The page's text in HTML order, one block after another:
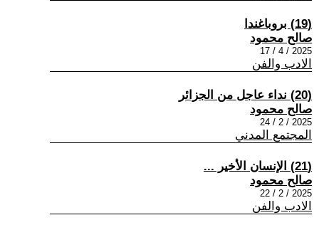
(19) بروباغندا
صالح محمود
2025 / 4 / 17
الادب والفن
(20) نداء عاجل من الجزائر
صالح محمود
2025 / 2 / 24
المجتمع المدني
(21) الإنسان الأخير ...
صالح محمود
2025 / 2 / 22
الادب والفن